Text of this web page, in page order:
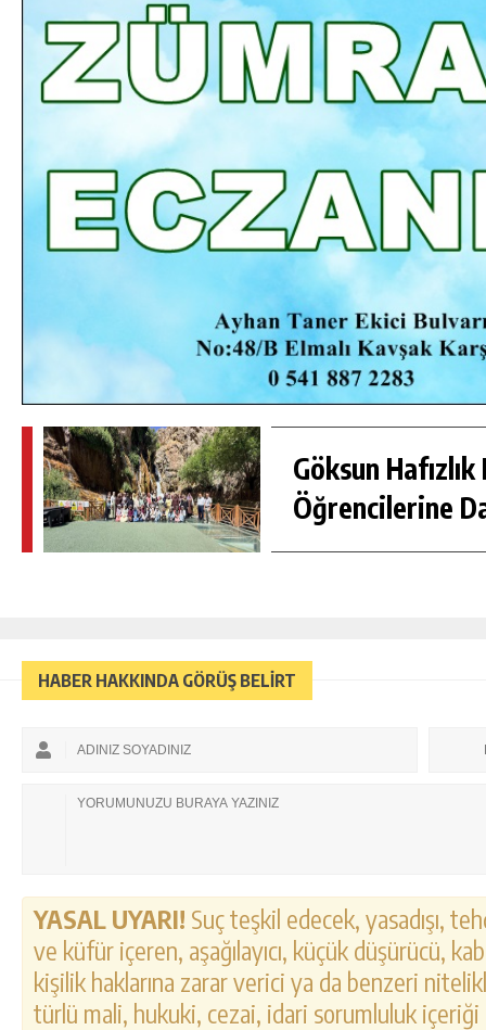
Göksun Hafızlık
Öğrencilerine
HABER HAKKINDA GÖRÜŞ BELİRT
YASAL UYARI! Suç teşkil edecek, yasadışı,
ve küfür içeren, aşağılayıcı, küçük düşürücü,
kişilik haklarına zarar verici ya da benzeri
türlü mali, hukuki, cezai, idari sorumluluk
GÜNLÜK HABER AKIŞI
GÖKSUN HAFIZLIK KIZ KUR’AN KURSU
ÖĞRENCILERINE DARENDE GEZISI.